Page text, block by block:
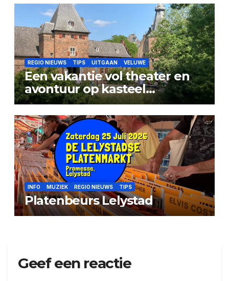
REGIO NIEUWS TIPS UITGAAN VELUWE
Een vakantie vol theater en
avontuur op kasteel
Doorwerth
INFO MUZIEK REGIO NIEUWS TIPS
Platenbeurs Lelystad
Geef een reactie